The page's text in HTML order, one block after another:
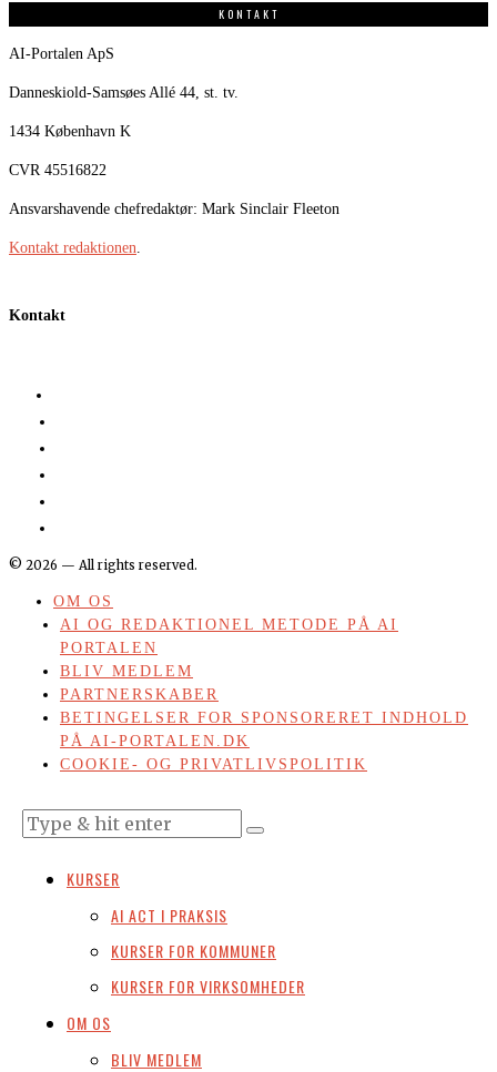
KONTAKT
AI-Portalen ApS
Danneskiold-Samsøes Allé 44, st. tv.
1434 København K
CVR 45516822
Ansvarshavende chefredaktør: Mark Sinclair Fleeton
Kontakt redaktionen
Kontakt
© 2026 — All rights reserved.
OM OS
AI OG REDAKTIONEL METODE PÅ AI
PORTALEN
BLIV MEDLEM
PARTNERSKABER
BETINGELSER FOR SPONSORERET INDHOLD
PÅ AI-PORTALEN.DK
COOKIE- OG PRIVATLIVSPOLITIK
KURSER
AI ACT I PRAKSIS
KURSER FOR KOMMUNER
KURSER FOR VIRKSOMHEDER
OM OS
BLIV MEDLEM